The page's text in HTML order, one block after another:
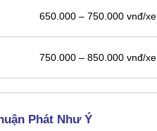
650.000 – 750.000 vnđ/xe
750.000 – 850.000 vnđ/xe
Phát Như Ý